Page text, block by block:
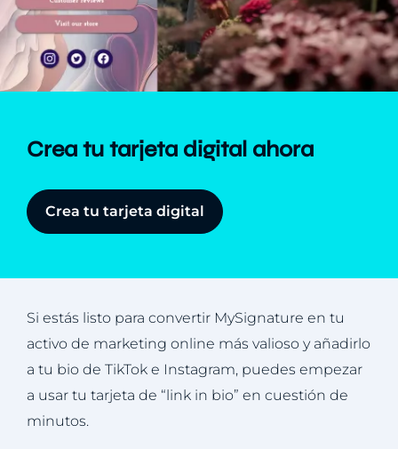
Crea tu tarjeta digital ahora
Crea tu tarjeta digital
Si estás listo para convertir MySignature en tu
activo de marketing online más valioso y añadirlo
a tu bio de TikTok e Instagram, puedes empezar
a usar tu tarjeta de “link in bio” en cuestión de
minutos.